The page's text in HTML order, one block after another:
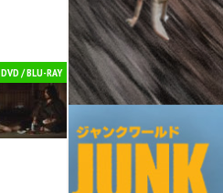
DVD / BLU-RAY